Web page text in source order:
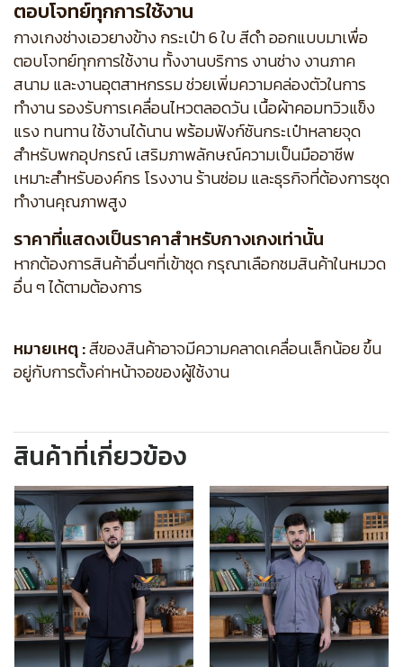
ตอบโจทย์ทุกการใช้งาน
กางเกงช่างเอวยางข้าง กระเป๋า 6 ใบ สีดำ ออกแบบมาเพื่อ
ตอบโจทย์ทุกการใช้งาน ทั้งงานบริการ งานช่าง งานภาค
สนาม และงานอุตสาหกรรม ช่วยเพิ่มความคล่องตัวในการ
ทำงาน รองรับการเคลื่อนไหวตลอดวัน เนื้อผ้าคอมทวิวแข็ง
แรง ทนทาน ใช้งานได้นาน พร้อมฟังก์ชันกระเป๋าหลายจุด
สำหรับพกอุปกรณ์ เสริมภาพลักษณ์ความเป็นมืออาชีพ
เหมาะสำหรับองค์กร โรงงาน ร้านซ่อม และธุรกิจที่ต้องการชุด
ทำงานคุณภาพสูง
ราคาที่แสดงเป็นราคาสำหรับกางเกงเท่านั้น
หากต้องการสินค้าอื่นๆที่เข้าชุด กรุณาเลือกชมสินค้าในหมวด
อื่น ๆ ได้ตามต้องการ
หมายเหตุ :สีของสินค้าอาจมีความคลาดเคลื่อนเล็กน้อย ขึ้น
อยู่กับการตั้งค่าหน้าจอของผู้ใช้งาน
สินค้าที่เกี่ยวข้อง